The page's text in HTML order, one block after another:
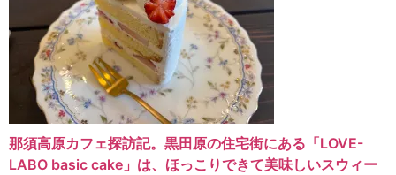
那須高原カフェ探訪記。黒田原の住宅街にある「LOVE-
LABO basic cake」は、ほっこりできて美味しいスウィー